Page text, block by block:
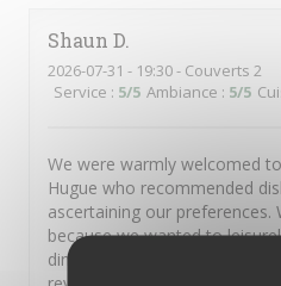
Shaun D
2026-07-31 - 19:30 - Couverts 2
Service : 5/5 Ambiance : 5/5
We were warmly welcomed
Hugue who recommended
ascertaining our
because we wanted to
dinner in a setting not overrun